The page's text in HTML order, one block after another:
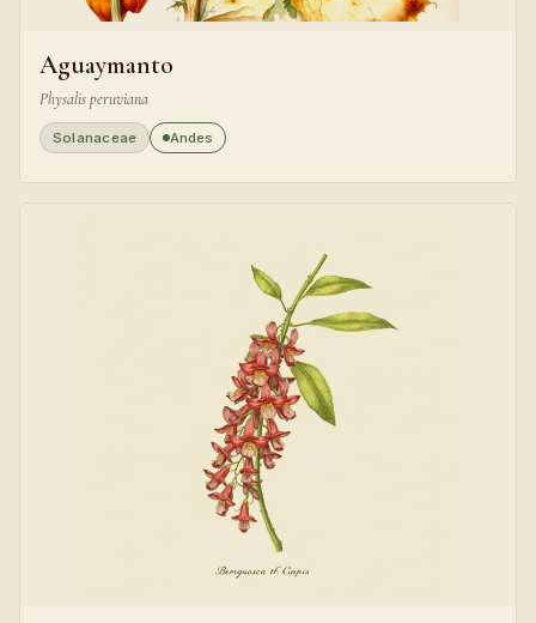
Aguaymanto
Physalis peruviana
Solanaceae Andes